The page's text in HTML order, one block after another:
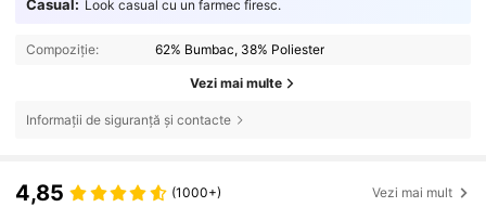
Casual: Look casual cu un farmec firesc.
Compoziție: 62% Bumbac, 38% Poliester
Vezi mai multe
Informații de siguranță și contacte
4,85 (1000+) Vezi mai mult